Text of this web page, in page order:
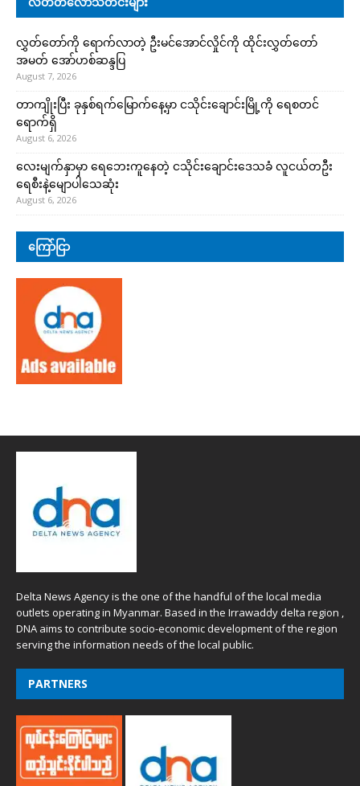
လွှတ်တော်ကို ရောက်လာတဲ့ ဦးမင်အောင်လှိုင်ကို ထိုင်းလွှတ်တော်
အမတ် အော်ဟစ်ဆန္ဒပြ
August 7, 2026
တာကျိုးပြီး ခုနှစ်ရက်မြောက်နေ့မှာ ငသိုင်းချောင်းမြို့ကို ရေစတင်
ရောက်ရှိ
August 6, 2026
လေးမျက်နှာမှာ ရေဘေးကူနေတဲ့ ငသိုင်းချောင်းဒေသခံ လူငယ်တဦး
ရေစီးနဲ့မျောပါသေဆုံး
August 6, 2026
ကြော်ငြာ
Delta News Agency is the one of the handful of the local media
outlets operating in Myanmar. Based in the Irrawaddy delta region ,
DNA aims to contribute socio-economic development of the region
serving the information needs of the local public.
PARTNERS